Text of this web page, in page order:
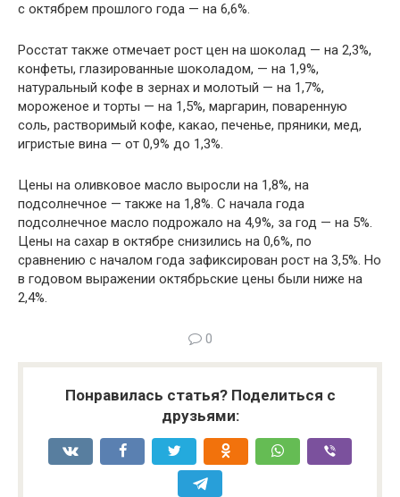
с октябрем прошлого года — на 6,6%.
Росстат также отмечает рост цен на шоколад — на 2,3%,
конфеты, глазированные шоколадом, — на 1,9%,
натуральный кофе в зернах и молотый — на 1,7%,
мороженое и торты — на 1,5%, маргарин, поваренную
соль, растворимый кофе, какао, печенье, пряники, мед,
игристые вина — от 0,9% до 1,3%.
Цены на оливковое масло выросли на 1,8%, на
подсолнечное — также на 1,8%. С начала года
подсолнечное масло подрожало на 4,9%, за год — на 5%.
Цены на сахар в октябре снизились на 0,6%, по
сравнению с началом года зафиксирован рост на 3,5%. Но
в годовом выражении октябрьские цены были ниже на
2,4%.
0
Понравилась статья? Поделиться с
друзьями: